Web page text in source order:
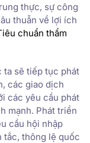
thực, sự công
thuẫn về lợi ích
chuẩn thẩm
ta sẽ tiếp tục phát
các giao dịch
các yêu cầu phát
mạnh. Phát triển
cầu hội nhập
tắc, thông lệ quốc